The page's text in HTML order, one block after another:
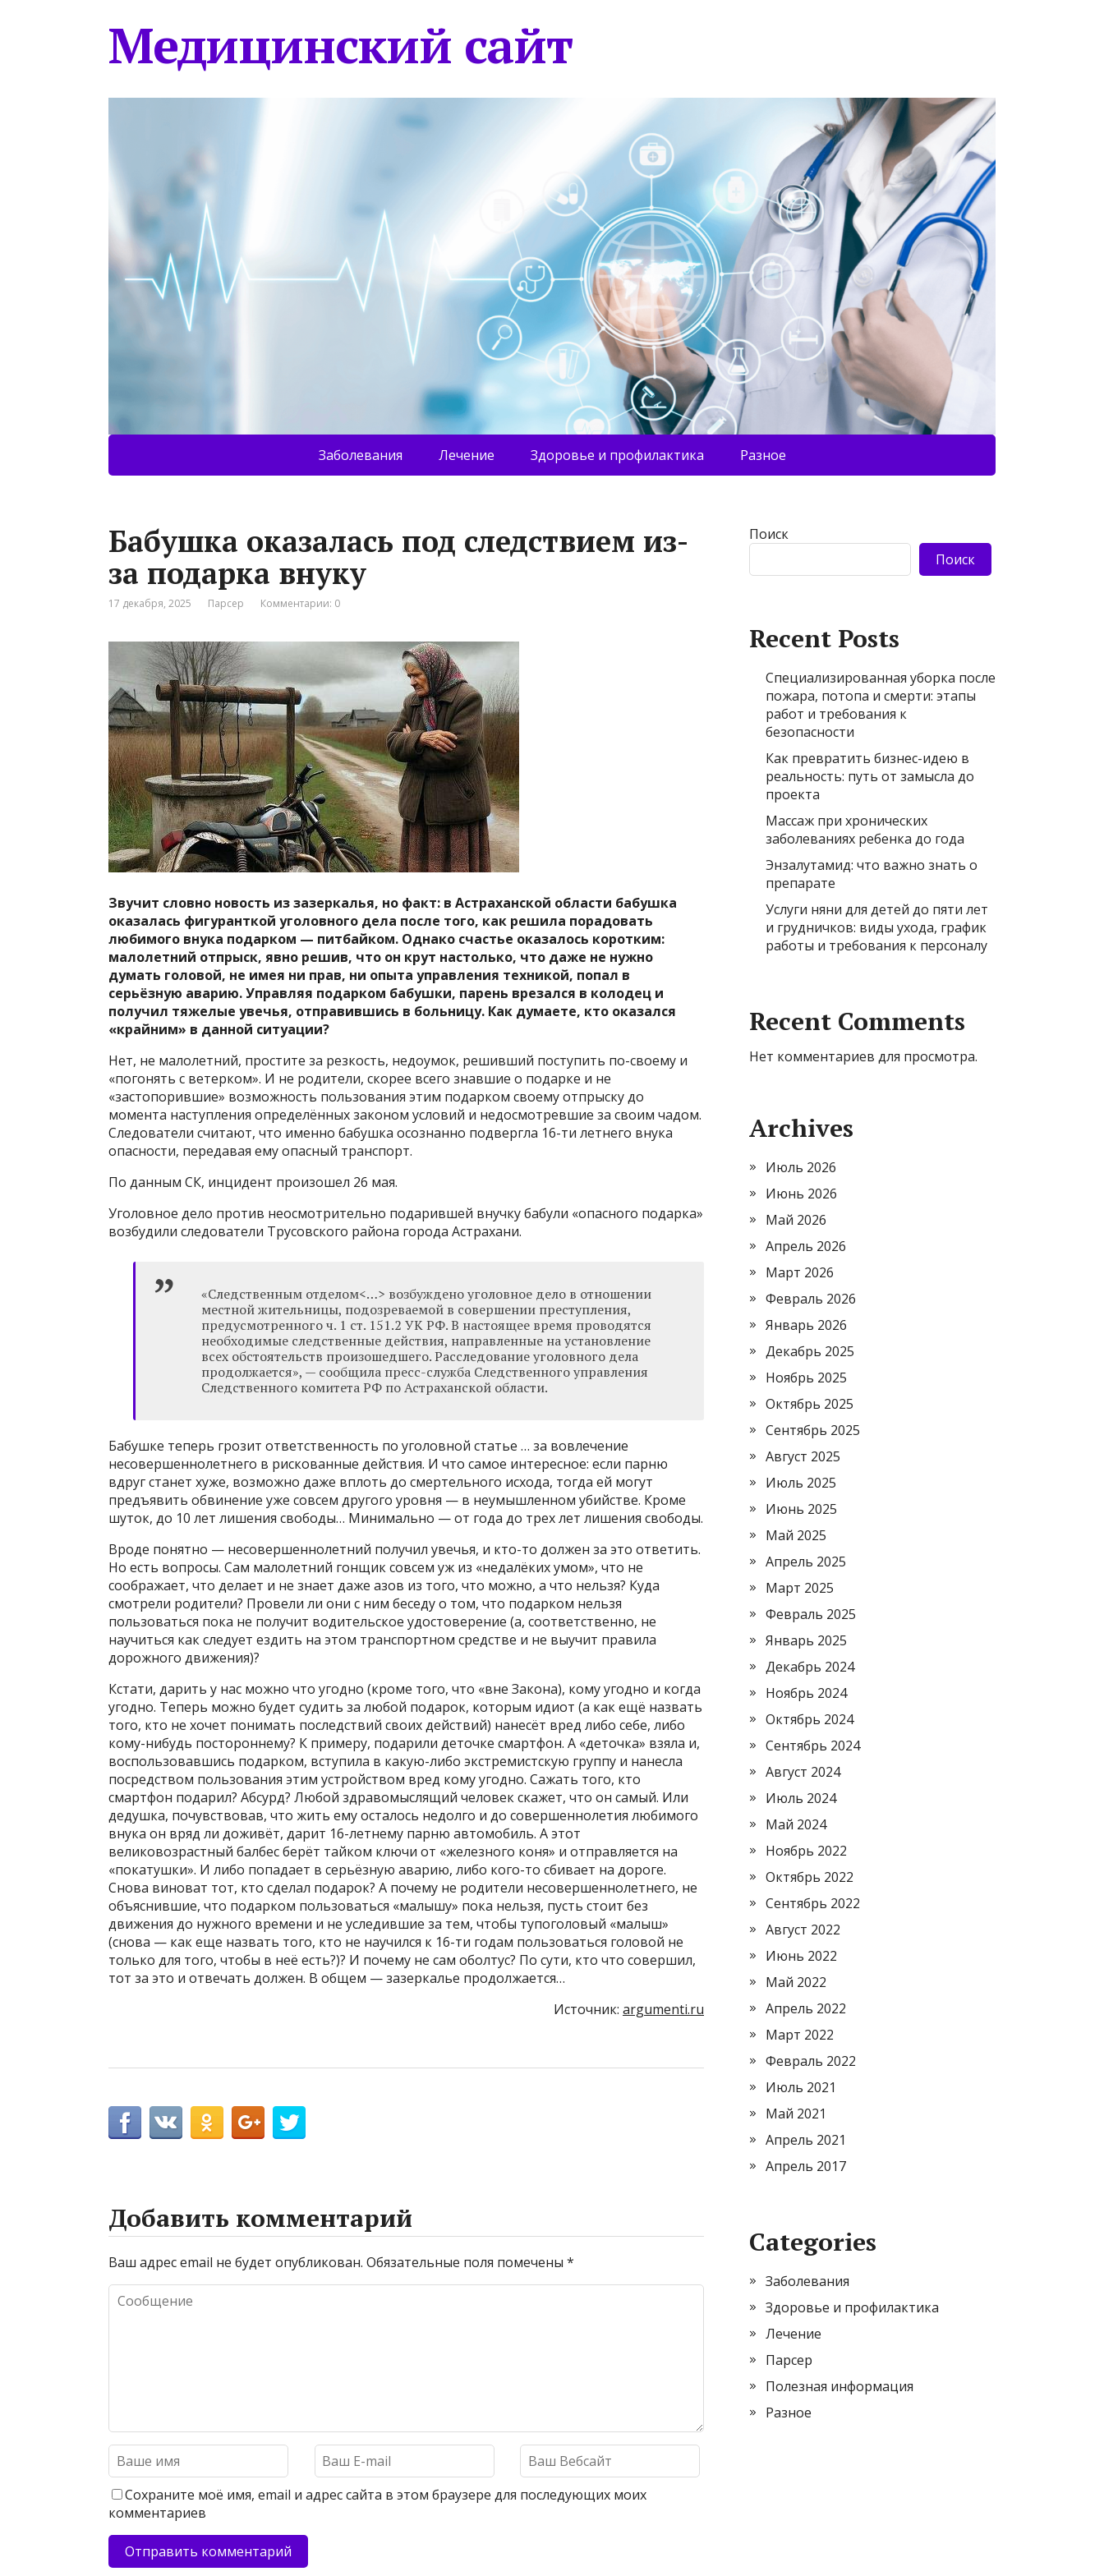
Медицинский сайт
Заболевания Лечение Здоровье и профилактика Разное
Бабушка оказалась под следствием из-
за подарка внуку
17 декабря, 2025 Парсер Комментарии: 0
Звучит словно новость из зазеркалья, но факт: в Астраханской области бабушка
оказалась фигуранткой уголовного дела после того, как решила порадовать
любимого внука подарком — питбайком. Однако счастье оказалось коротким:
малолетний отпрыск, явно решив, что он крут настолько, что даже не нужно
думать головой, не имея ни прав, ни опыта управления техникой, попал в
серьёзную аварию. Управляя подарком бабушки, парень врезался в колодец и
получил тяжелые увечья, отправившись в больницу. Как думаете, кто оказался
«крайним» в данной ситуации?
Нет, не малолетний, простите за резкость, недоумок, решивший поступить по-своему и
«погонять с ветерком». И не родители, скорее всего знавшие о подарке и не
«застопорившие» возможность пользования этим подарком своему отпрыску до
момента наступления определённых законом условий и недосмотревшие за своим чадом.
Следователи считают, что именно бабушка осознанно подвергла 16-ти летнего внука
опасности, передавая ему опасный транспорт.
По данным СК, инцидент произошел 26 мая.
Уголовное дело против неосмотрительно подарившей внучку бабули «опасного подарка»
возбудили следователи Трусовского района города Астрахани.
«Следственным отделом<…> возбуждено уголовное дело в отношении
местной жительницы, подозреваемой в совершении преступления,
предусмотренного ч. 1 ст. 151.2 УК РФ. В настоящее время проводятся
необходимые следственные действия, направленные на установление
всех обстоятельств произошедшего. Расследование уголовного дела
продолжается», — сообщила пресс-служба Следственного управления
Следственного комитета РФ по Астраханской области.
Бабушке теперь грозит ответственность по уголовной статье … за вовлечение
несовершеннолетнего в рискованные действия. И что самое интересное: если парню
вдруг станет хуже, возможно даже вплоть до смертельного исхода, тогда ей могут
предъявить обвинение уже совсем другого уровня — в неумышленном убийстве. Кроме
шуток, до 10 лет лишения свободы… Минимально — от года до трех лет лишения свободы.
Вроде понятно — несовершеннолетний получил увечья, и кто-то должен за это ответить.
Но есть вопросы. Сам малолетний гонщик совсем уж из «недалёких умом», что не
соображает, что делает и не знает даже азов из того, что можно, а что нельзя? Куда
смотрели родители? Провели ли они с ним беседу о том, что подарком нельзя
пользоваться пока не получит водительское удостоверение (а, соответственно, не
научиться как следует ездить на этом транспортном средстве и не выучит правила
дорожного движения)?
Кстати, дарить у нас можно что угодно (кроме того, что «вне Закона), кому угодно и когда
угодно. Теперь можно будет судить за любой подарок, которым идиот (а как ещё назвать
того, кто не хочет понимать последствий своих действий) нанесёт вред либо себе, либо
кому-нибудь постороннему? К примеру, подарили деточке смартфон. А «деточка» взяла и,
воспользовавшись подарком, вступила в какую-либо экстремистскую группу и нанесла
посредством пользования этим устройством вред кому угодно. Сажать того, кто
смартфон подарил? Абсурд? Любой здравомыслящий человек скажет, что он самый. Или
дедушка, почувствовав, что жить ему осталось недолго и до совершеннолетия любимого
внука он вряд ли доживёт, дарит 16-летнему парню автомобиль. А этот
великовозрастный балбес берёт тайком ключи от «железного коня» и отправляется на
«покатушки». И либо попадает в серьёзную аварию, либо кого-то сбивает на дороге.
Снова виноват тот, кто сделал подарок? А почему не родители несовершеннолетнего, не
объяснившие, что подарком пользоваться «малышу» пока нельзя, пусть стоит без
движения до нужного времени и не уследившие за тем, чтобы тупоголовый «малыш»
(снова — как еще назвать того, кто не научился к 16-ти годам пользоваться головой не
только для того, чтобы в неё есть?)? И почему не сам оболтус? По сути, кто что совершил,
тот за это и отвечать должен. В общем — зазеркалье продолжается…
Источник: argumenti.ru
Добавить комментарий
Ваш адрес email не будет опубликован. Обязательные поля помечены *
Сохраните моё имя, email и адрес сайта в этом браузере для последующих моих
комментариев
Поиск
Поиск
Recent Posts
Специализированная уборка после
пожара, потопа и смерти: этапы
работ и требования к
безопасности
Как превратить бизнес-идею в
реальность: путь от замысла до
проекта
Массаж при хронических
заболеваниях ребенка до года
Энзалутамид: что важно знать о
препарате
Услуги няни для детей до пяти лет
и грудничков: виды ухода, график
работы и требования к персоналу
Recent Comments
Нет комментариев для просмотра.
Archives
Июль 2026
Июнь 2026
Май 2026
Апрель 2026
Март 2026
Февраль 2026
Январь 2026
Декабрь 2025
Ноябрь 2025
Октябрь 2025
Сентябрь 2025
Август 2025
Июль 2025
Июнь 2025
Май 2025
Апрель 2025
Март 2025
Февраль 2025
Январь 2025
Декабрь 2024
Ноябрь 2024
Октябрь 2024
Сентябрь 2024
Август 2024
Июль 2024
Май 2024
Ноябрь 2022
Октябрь 2022
Сентябрь 2022
Август 2022
Июнь 2022
Май 2022
Апрель 2022
Март 2022
Февраль 2022
Июль 2021
Май 2021
Апрель 2021
Апрель 2017
Categories
Заболевания
Здоровье и профилактика
Лечение
Парсер
Полезная информация
Разное